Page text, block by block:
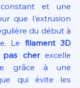
et une
que l'extrusion
du début à
Le filament 3D
pas cher excelle
grâce à une
qui évite les